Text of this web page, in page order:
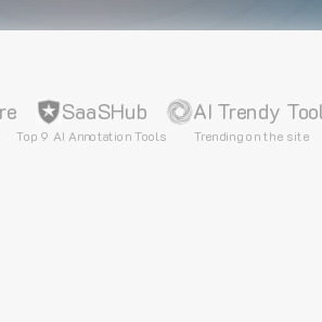
SaaSHub
Top 9 AI Annotation Tools
AI Trendy
Trending on the site